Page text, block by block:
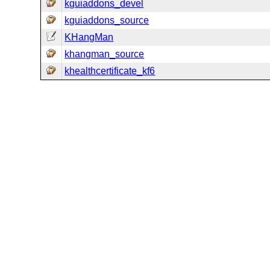
kguiaddons_devel
kguiaddons_source
KHangMan
khangman_source
khealthcertificate_kf6